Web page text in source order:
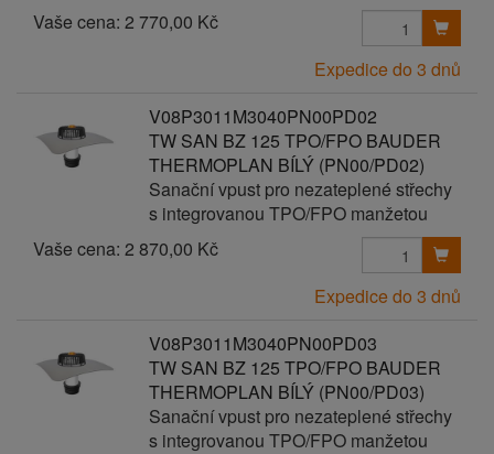
Vaše cena: 2 770,00 Kč
Expedice do 3 dnů
V08P3011M3040PN00PD02
TW SAN BZ 125 TPO/FPO BAUDER
THERMOPLAN BÍLÝ (PN00/PD02)
Sanační vpust pro nezateplené střechy
s integrovanou TPO/FPO manžetou
Vaše cena: 2 870,00 Kč
Expedice do 3 dnů
V08P3011M3040PN00PD03
TW SAN BZ 125 TPO/FPO BAUDER
THERMOPLAN BÍLÝ (PN00/PD03)
Sanační vpust pro nezateplené střechy
s integrovanou TPO/FPO manžetou